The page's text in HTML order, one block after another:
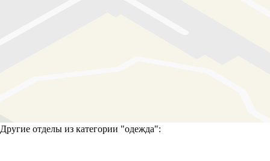
Другие отделы из категории "одежда":